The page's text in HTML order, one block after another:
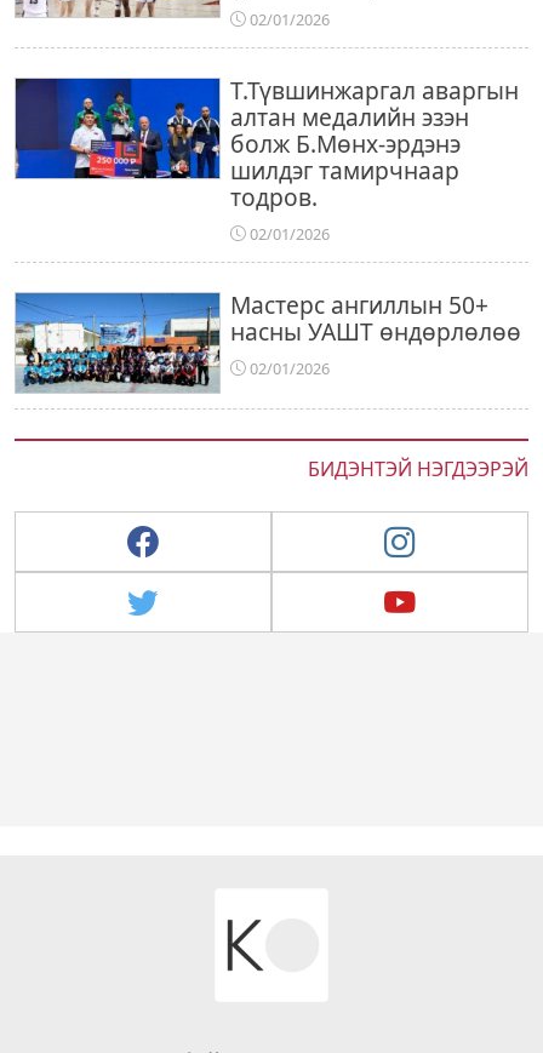
02/01/2026
Т.Түвшинжаргал аваргын
алтан медалийн эзэн
болж Б.Мөнх-эрдэнэ
шилдэг тамирчнаар
тодров.
02/01/2026
Мастерс ангиллын 50+
насны УАШТ өндөрлөлөө
02/01/2026
БИДЭНТЭЙ НЭГДЭЭРЭЙ